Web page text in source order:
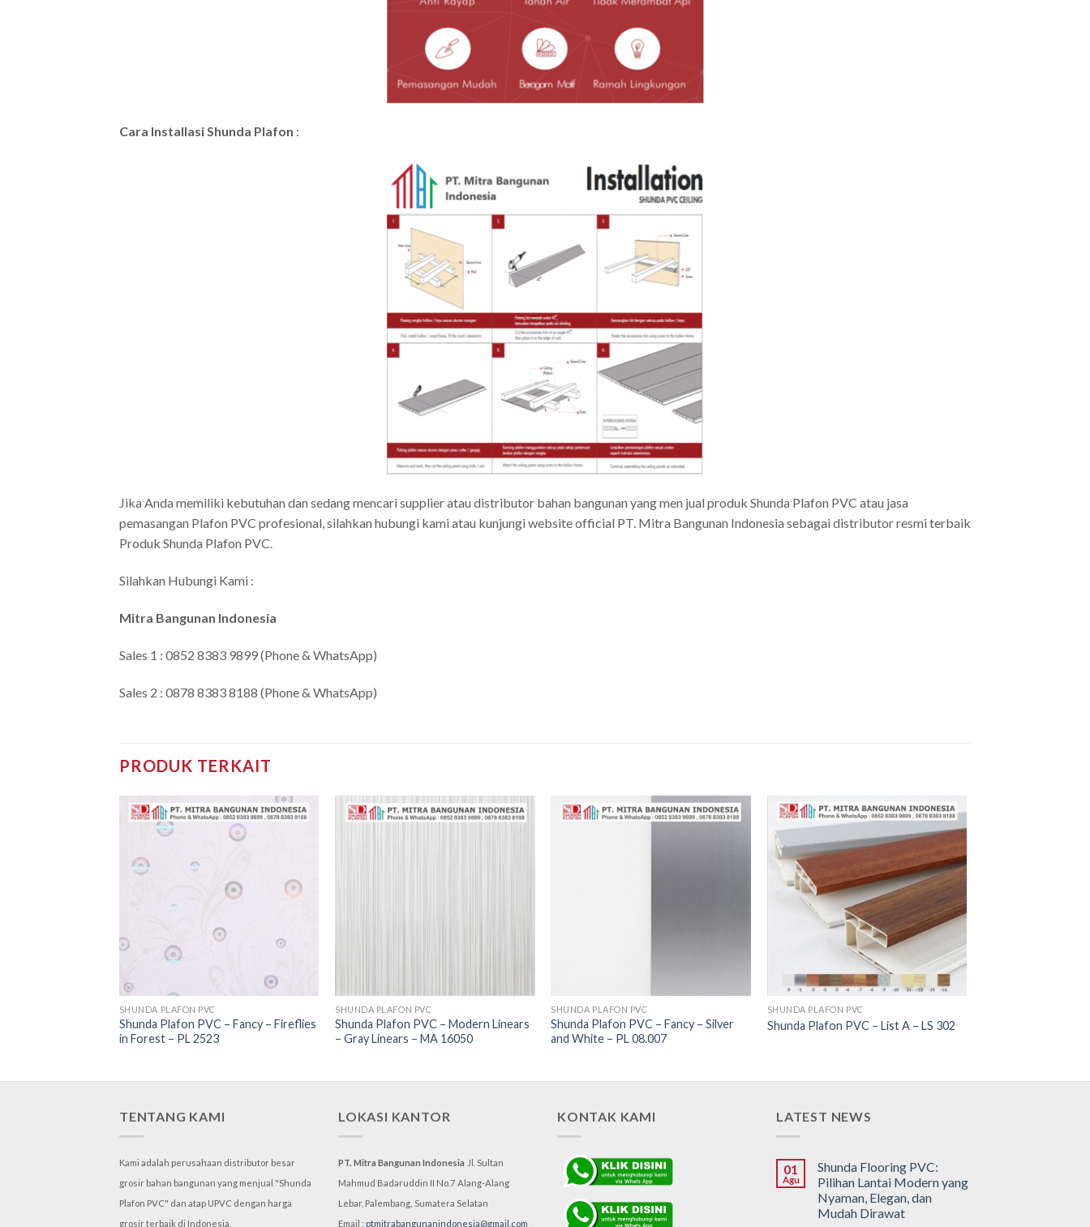
Cara Installasi Shunda Plafon :
Jika Anda memiliki kebutuhan dan sedang mencari supplier atau distributor bahan bangunan yang men jual produk Shunda Plafon PVC atau jasa
pemasangan Plafon PVC profesional, silahkan hubungi kami atau kunjungi website official PT. Mitra Bangunan Indonesia sebagai distributor resmi terbaik
Produk Shunda Plafon PVC.
Silahkan Hubungi Kami :
Mitra Bangunan Indonesia
Sales 1 : 0852 8383 9899 (Phone & WhatsApp)
Sales 2 : 0878 8383 8188 (Phone & WhatsApp)
PRODUK TERKAIT
SHUNDA PLAFON PVC
Shunda Plafon PVC – Fancy – Fireflies
in Forest – PL 2523
SHUNDA PLAFON PVC
Shunda Plafon PVC – Modern Linears
– Gray Linears – MA 16050
SHUNDA PLAFON PVC
Shunda Plafon PVC – Fancy – Silver
and White – PL 08.007
SHUNDA PLAFON PVC
Shunda Plafon PVC – List A – LS 302
TENTANG KAMI
Kami adalah perusahaan distributor besar
grosir bahan bangunan yang menjual "Shunda
Plafon PVC" dan atap UPVC dengan harga
grosir terbaik di Indonesia.
LOKASI KANTOR
PT. Mitra Bangunan Indonesia Jl. Sultan
Mahmud Badaruddin II No.7 Alang-Alang
Lebar, Palembang, Sumatera Selatan
Email : ptmitrabangunanindonesia@gmail.com
KONTAK KAMI LATEST NEWS
01
Agu
Shunda Flooring PVC:
Pilihan Lantai Modern yang
Nyaman, Elegan, dan
Mudah Dirawat